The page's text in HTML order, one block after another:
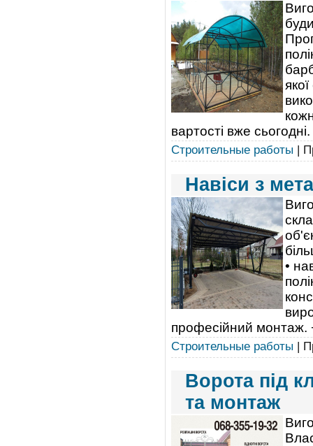
вартості вже
Строительные работы |
Навіси з
•
професійний монтаж.
Строительные работы |
Ворота під
та монтаж